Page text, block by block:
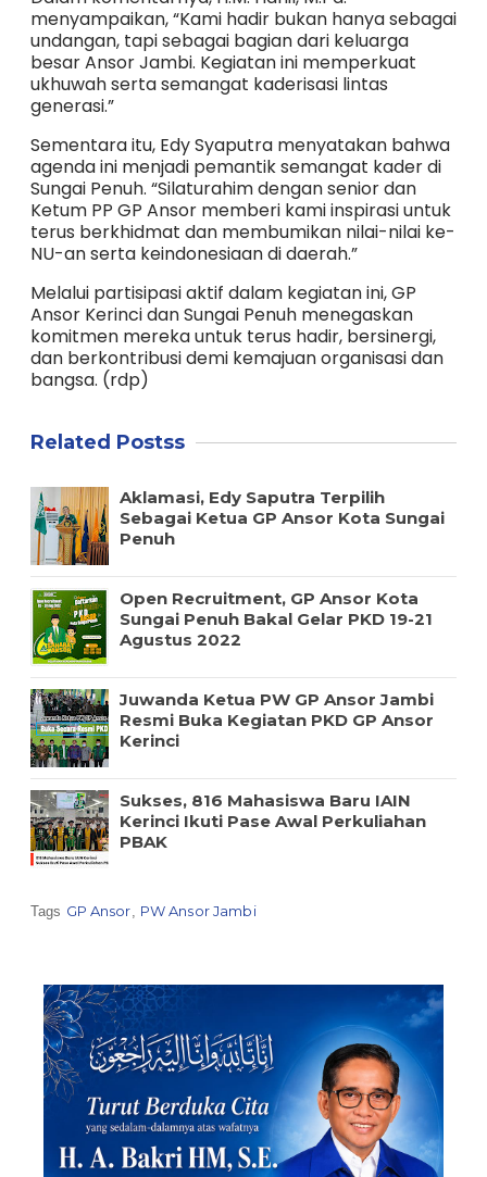
menyampaikan, “Kami hadir bukan hanya sebagai
undangan, tapi sebagai bagian dari keluarga
besar Ansor Jambi. Kegiatan ini memperkuat
ukhuwah serta semangat kaderisasi lintas
generasi.”
Sementara itu, Edy Syaputra menyatakan bahwa
agenda ini menjadi pemantik semangat kader di
Sungai Penuh. “Silaturahim dengan senior dan
Ketum PP GP Ansor memberi kami inspirasi untuk
terus berkhidmat dan membumikan nilai-nilai ke-
NU-an serta keindonesiaan di daerah.”
Melalui partisipasi aktif dalam kegiatan ini, GP
Ansor Kerinci dan Sungai Penuh menegaskan
komitmen mereka untuk terus hadir, bersinergi,
dan berkontribusi demi kemajuan organisasi dan
bangsa. (rdp)
Related Postss
Aklamasi, Edy Saputra Terpilih
Sebagai Ketua GP Ansor Kota Sungai
Penuh
Open Recruitment, GP Ansor Kota
Sungai Penuh Bakal Gelar PKD 19-21
Agustus 2022
Juwanda Ketua PW GP Ansor Jambi
Resmi Buka Kegiatan PKD GP Ansor
Kerinci
Sukses, 816 Mahasiswa Baru IAIN
Kerinci Ikuti Pase Awal Perkuliahan
PBAK
Tags GP Ansor PW Ansor Jambi